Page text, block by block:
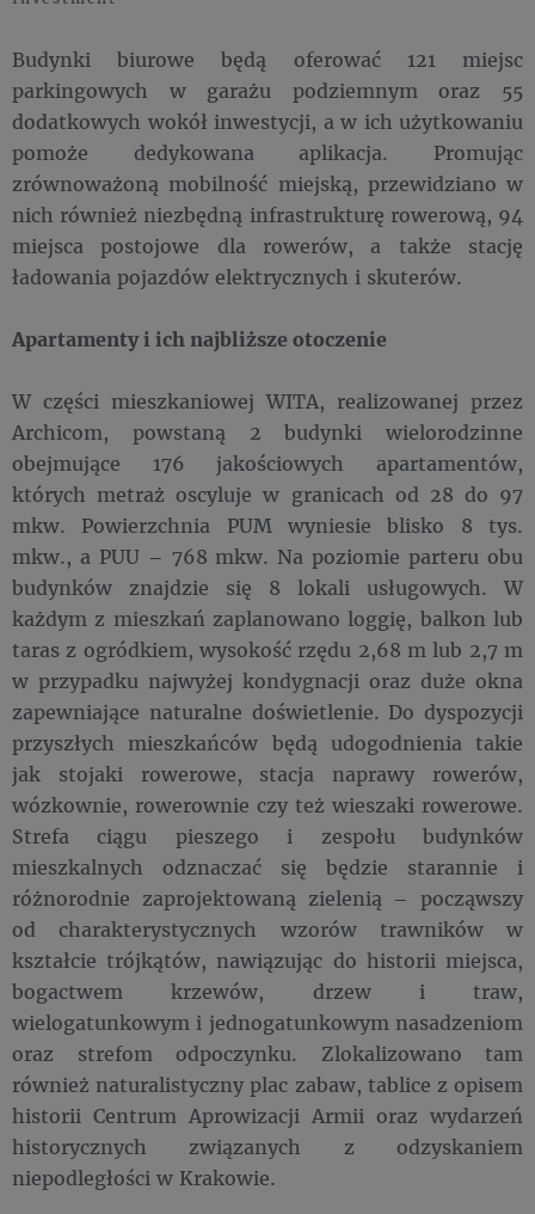
Budynki biurowe będą oferować 121 miejsc
parkingowych w garażu podziemnym oraz 55
dodatkowych wokół inwestycji, a w ich użytkowaniu
pomoże dedykowana aplikacja. Promując
zrównoważoną mobilność miejską, przewidziano w
nich również niezbędną infrastrukturę rowerową, 94
miejsca postojowe dla rowerów, a także stację
ładowania pojazdów elektrycznych i skuterów.
Apartamenty i ich najbliższe otoczenie
W części mieszkaniowej WITA, realizowanej przez
Archicom, powstaną 2 budynki wielorodzinne
obejmujące 176 jakościowych apartamentów,
których metraż oscyluje w granicach od 28 do 97
mkw. Powierzchnia PUM wyniesie blisko 8 tys.
mkw., a PUU – 768 mkw. Na poziomie parteru obu
budynków znajdzie się 8 lokali usługowych. W
każdym z mieszkań zaplanowano loggię, balkon lub
taras z ogródkiem, wysokość rzędu 2,68 m lub 2,7 m
w przypadku najwyżej kondygnacji oraz duże okna
zapewniające naturalne doświetlenie. Do dyspozycji
przyszłych mieszkańców będą udogodnienia takie
jak stojaki rowerowe, stacja naprawy rowerów,
wózkownie, rowerownie czy też wieszaki rowerowe.
Strefa ciągu pieszego i zespołu budynków
mieszkalnych odznaczać się będzie starannie i
różnorodnie zaprojektowaną zielenią – począwszy
od charakterystycznych wzorów trawników w
kształcie trójkątów, nawiązując do historii miejsca,
bogactwem krzewów, drzew i traw,
wielogatunkowym i jednogatunkowym nasadzeniom
oraz strefom odpoczynku. Zlokalizowano tam
również naturalistyczny plac zabaw, tablice z opisem
historii Centrum Aprowizacji Armii oraz wydarzeń
historycznych związanych z odzyskaniem
niepodległości w Krakowie.